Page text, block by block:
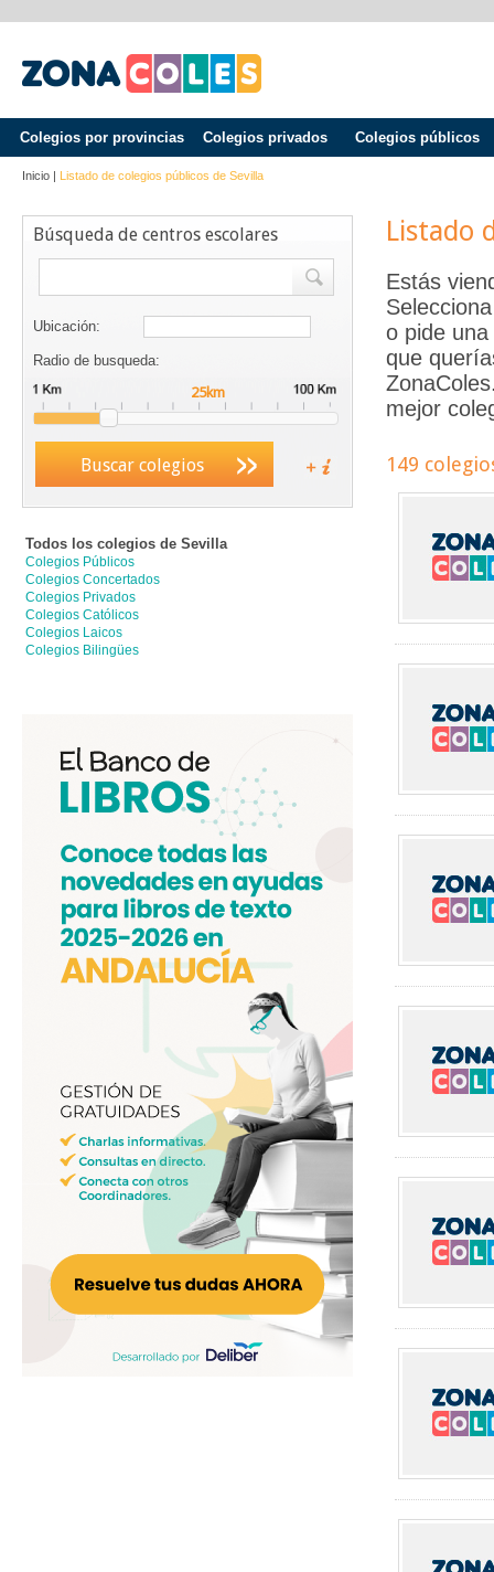
Colegios por provincias Colegios privados Colegios públicos
Inicio | Listado de colegios públicos de Sevilla
Búsqueda de centros escolares
Ubicación:
Radio de busqueda:
Buscar colegios
Todos los colegios de Sevilla
Colegios Públicos
Colegios Concertados
Colegios Privados
Colegios Católicos
Colegios Laicos
Colegios Bilingües
Listado
Estás
o pide
que
mejor
149